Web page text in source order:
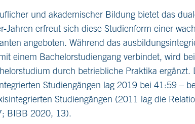
und akademischer Bildung bietet das
Jahren erfreut sich diese Studienform einer
angeboten. Während das
einem Bachelorstudiengang verbindet, wird
durch betriebliche Praktika ergänzt.
Studiengängen lag 2019 bei 41:59 –
Studiengängen (2011 lag die
BIBB 2020, 13).